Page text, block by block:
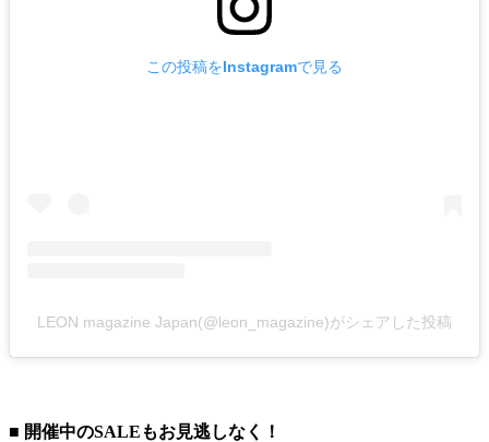
この投稿をInstagramで見る
LEON magazine Japan(@leon_magazine)がシェアした投稿
■ 開催中のSALEもお見逃しなく！